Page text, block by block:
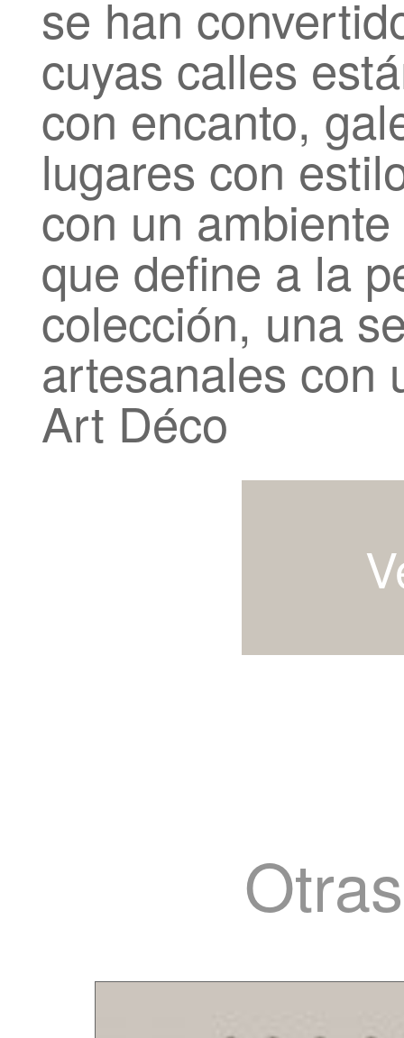
se han
cuyas calles
con encanto,
lugares con
con un
que define a la
colección, una
artesanales con
Art Déco